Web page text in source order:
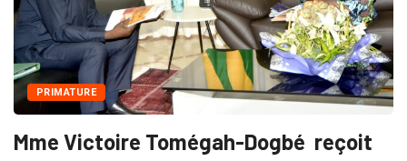
PRIMATURE
Mme Victoire Tomégah-Dogbé reçoit